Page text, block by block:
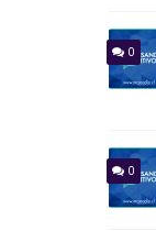
0
0